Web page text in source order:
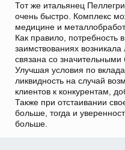
Тот же итальянец
очень быстро. Комплекс
медицине и
Как правило, потребность
заимствованиях
связана со
Улучшая условия по
ликвидность на случай
клиентов к конкурентам,
Также при отстаивании
больше, тогда и
больше.